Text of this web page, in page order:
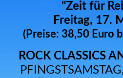
"Zeit für
Freitag, 17.
(Preise: 38,50 Euro
ROCK CLASSICS